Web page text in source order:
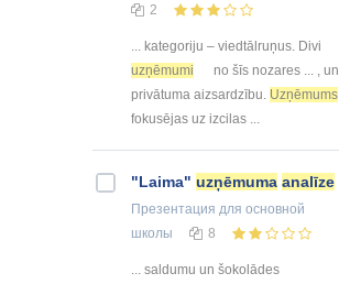
2
... kategoriju – viedtālruņus. Divi
uzņēmumi
no šīs nozares ... , un
privātuma aizsardzību. Uzņēmums
fokusējas uz izcilas ...
"Laima" uzņēmuma analīze
Презентация для основной
школы
8
... saldumu un šokolādes